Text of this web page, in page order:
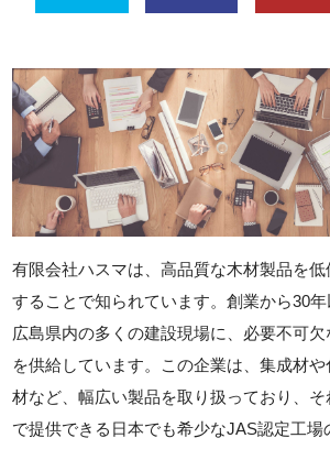
有限会社ハスマは、高品質な木材製品を
することで知られています。創業から30年
広島県内の多くの建設現場に、必要不可
を供給しています。この企業は、集成材
材など、幅広い製品を取り扱っており、
で提供できる日本でも希少なJAS認定工場